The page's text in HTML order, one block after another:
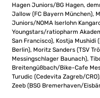
Hagen Juniors/BG Hagen,
Jallow (FC Bayern München),
Juniors/NOMA Iserlohn
Youngstars/ratiopharm
San Francisco), Kostja Mushidi
Berlin), Moritz Sanders (TSV
Messingschlager Baunach),
Breitengüßbach/Bike-Cafe
Turudic (Cedevita Zagreb/
Zeeb (BSG Bremerhaven/